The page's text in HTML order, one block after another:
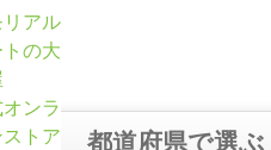
リアル
トの大
ンラ
ストア
都道府県で選ぶ